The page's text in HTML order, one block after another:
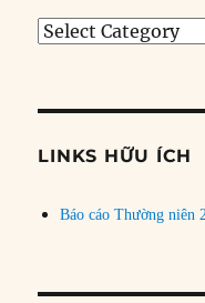
Tìm
đề
LINKS HỮU ÍCH
Báo cáo Thường niên